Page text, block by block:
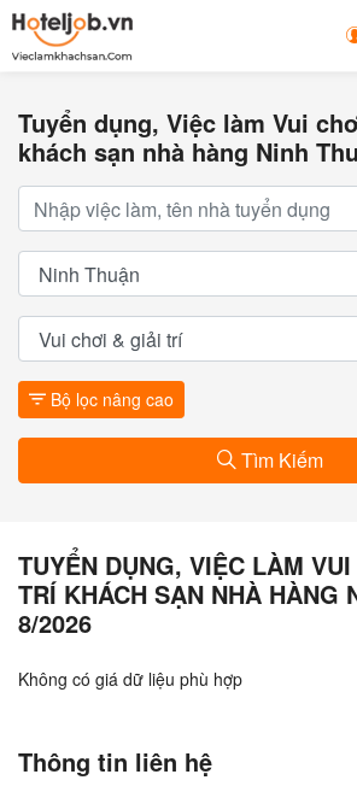
Tuyển dụng, Việc làm Vui
khách sạn nhà hàng Ninh
Bộ lọc nâng cao
Tìm Kiếm
TUYỂN DỤNG, VIỆC LÀM
TRÍ KHÁCH SẠN NHÀ HÀNG
8/2026
Không có giá dữ liệu phù hợp
Thông tin liên hệ